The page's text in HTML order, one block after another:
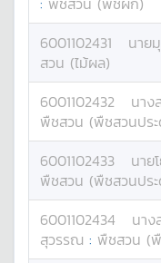
6001102431 นาย
สวน (ไม้ผล)
6001102432 นาง
พืชสวน (พืชสวนปร
6001102433 นาย
พืชสวน (พืชสวนปร
6001102434 นาง
สุวรรณ : พืชสวน (